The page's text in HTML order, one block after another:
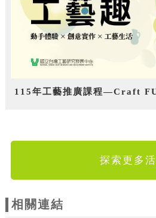
115年工藝推廣課程—Craft
探索更多
相關連結